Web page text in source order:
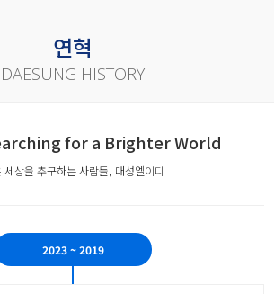
연혁
DAESUNG HISTORY
for a Brighter World
세상을 추구하는 사람들, 대성엘이디
2023 ~ 2019